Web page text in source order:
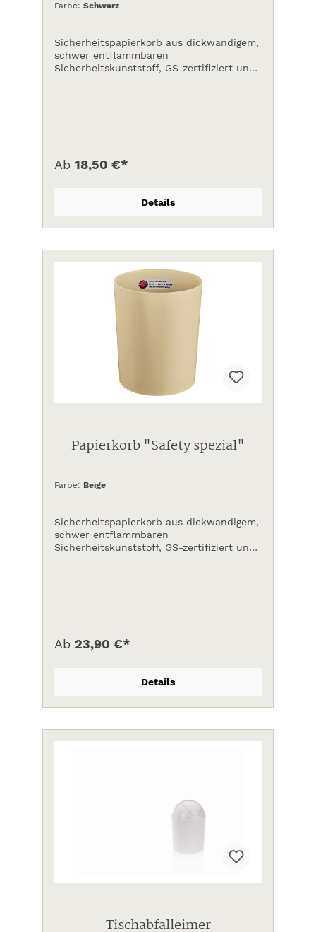
Farbe: Schwarz
Sicherheitspapierkorb aus dickwandigem,
schwer entflammbaren
Sicherheitskunststoff, GS-zertifiziert und
Ab 18,50 €*
Details
Papierkorb "Safety spezial"
Farbe: Beige
Sicherheitspapierkorb aus dickwandigem,
schwer entflammbaren
Sicherheitskunststoff, GS-zertifiziert und
Ab 23,90 €*
Details
Tischabfalleimer